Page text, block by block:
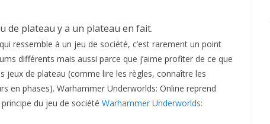
de plateau y a un plateau en fait.
ressemble à un jeu de société, c’est rarement un point
différents mais aussi parce que j’aime profiter de ce que
jeux de plateau (comme lire les règles, connaître les
en phases). Warhammer Underworlds: Online reprend
du jeu de société Warhammer Underworlds: